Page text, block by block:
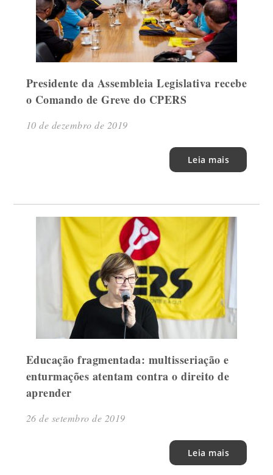
Presidente da Assembleia Legislativa recebe
o Comando de Greve do CPERS
10 de dezembro de 2019
Leia mais
Educação fragmentada: multisseriação e
enturmações atentam contra o direito de
aprender
26 de setembro de 2019
Leia mais